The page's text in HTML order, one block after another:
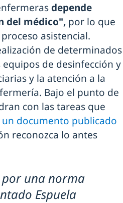
depende
del médico", por lo que
asistencial.
de determinados
de desinfección y
y la atención a la
Bajo el punto de
con las tareas que
un documento publicado
reconozca lo antes
por una norma
Espuela